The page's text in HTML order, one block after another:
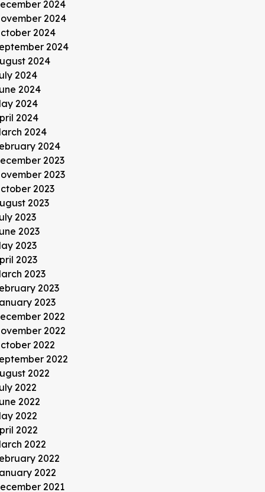
2024
2024
2024
2024
2024
2024
2024
2024
2024
2024
2024
2023
2023
2023
2023
2023
2023
2023
2023
2023
2023
2023
2022
2022
2022
2022
2022
2022
2022
2022
2022
2022
2022
2022
2021